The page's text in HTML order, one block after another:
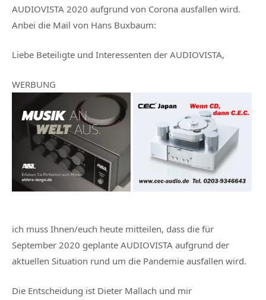
AUDIOVISTA 2020 aufgrund von Corona ausfallen wird.
Anbei die Mail von Hans Buxbaum:
Liebe Beteiligte und Interessenten der AUDIOVISTA,
WERBUNG
ich muss Ihnen/euch heute mitteilen, dass die für
September 2020 geplante AUDIOVISTA aufgrund der
aktuellen Situation rund um die Pandemie ausfallen wird.
Die Entscheidung ist Dieter Mallach und mir